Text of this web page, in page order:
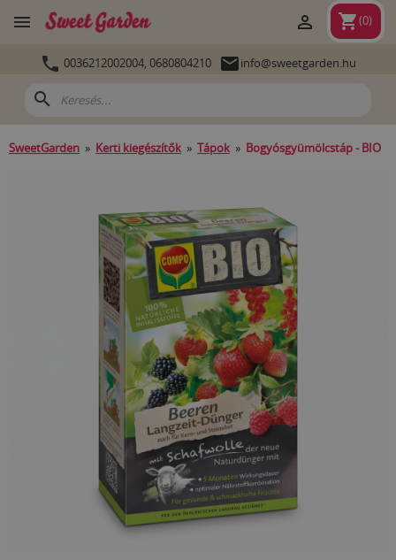
 shopping_cart(0)

 0036212002004, 0680804210 info@sweetgarden.hu
search
SweetGarden » Kerti kiegészítők » Tápok » Bogyósgyümölcstáp - BIO